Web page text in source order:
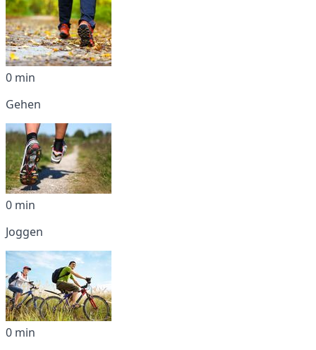
0 min
Gehen
0 min
Joggen
0 min